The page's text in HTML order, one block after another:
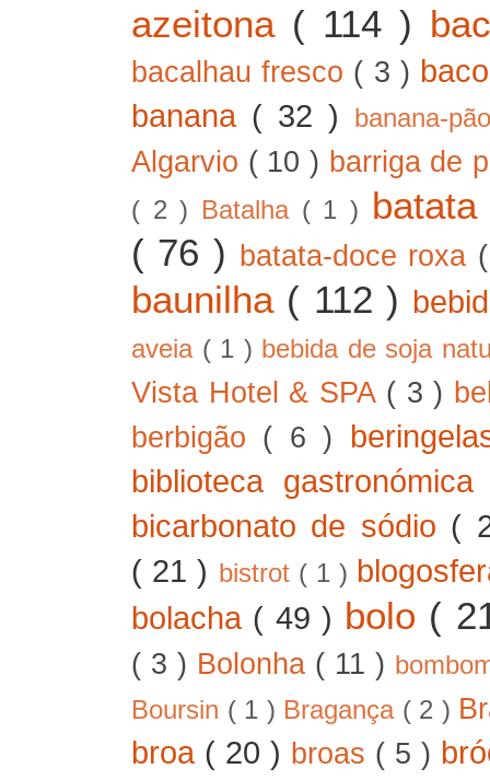
azeitona ( 114 )
bacalhau fresco ( 3 )
banana ( 32 ) banana-
Algarvio ( 10 ) barriga de
( 2 ) Batalha ( 1 )
( 76 ) batata-doce roxa
baunilha ( 112 )
aveia ( 1 ) bebida de soja
Vista Hotel & SPA ( 3 )
berbigão ( 6 )
biblioteca
bicarbonato de sódio (
( 21 ) bistrot ( 1 )
bolacha ( 49 ) bolo (
( 3 ) Bolonha ( 11 )
Boursin ( 1 ) Bragança ( 2 )
broa ( 20 ) broas ( 5 )